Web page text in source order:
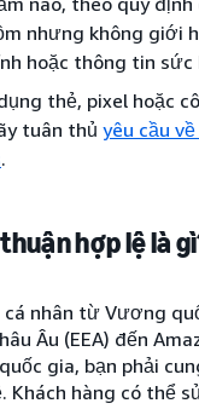
nhưng không giới
hoặc thông tin sức
thẻ, pixel hoặc
tuân thủ yêu cầu
.
hợp lệ là
nhân từ Vương
Âu (EEA) đến
gia, bạn phải
Khách hàng có thể